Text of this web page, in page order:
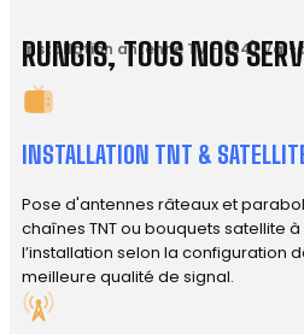
Installation antenne TV -(94) Val-
RUNGIS, TOUS NOS
INSTALLATION TNT &
Pose d'antennes râteaux et
chaînes TNT ou bouquets satellite à
l’installation selon la configuration
meilleure qualité de signal.